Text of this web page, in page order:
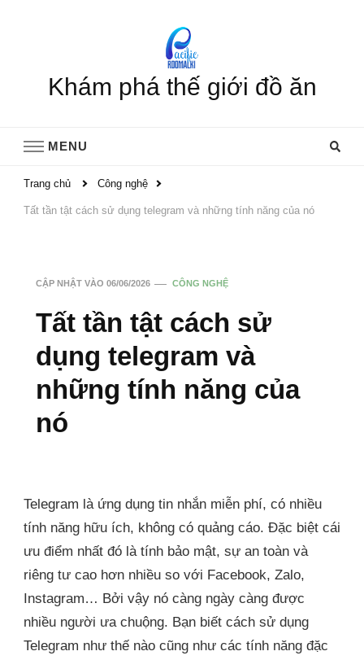
Khám phá thế giới đồ ăn
MENU
Trang chủ Công nghệ
Tất tần tật cách sử dụng telegram và những tính năng của nó
CẬP NHẬT VÀO 06/06/2026 CÔNG NGHỆ
Tất tần tật cách sử
dụng telegram và
những tính năng của
nó
Telegram là ứng dụng tin nhắn miễn phí, có nhiều
tính năng hữu ích, không có quảng cáo. Đặc biệt cái
ưu điểm nhất đó là tính bảo mật, sự an toàn và
riêng tư cao hơn nhiều so với Facebook, Zalo,
Instagram… Bởi vậy nó càng ngày càng được
nhiều người ưa chuộng. Bạn biết cách sử dụng
Telegram như thế nào cũng như các tính năng đặc